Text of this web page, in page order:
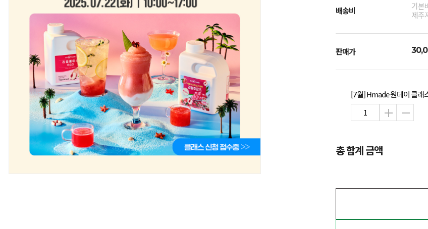
배송비
기본
제주
판매가
[7월] Hmade 원데이 클래
총 합계 금액